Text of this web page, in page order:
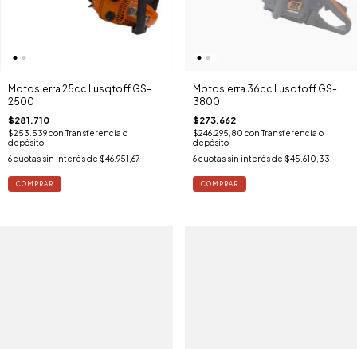
Motosierra 25cc Lusqtoff GS-
2500
$281.710
$253.539con Transferencia o
depósito
6cuotas sin interés de $46.951,67
Motosierra 36cc Lusqtoff GS-
3800
$273.662
$246.295,80 con Transferencia o
depósito
6 cuotas sin interés de $45.610,33